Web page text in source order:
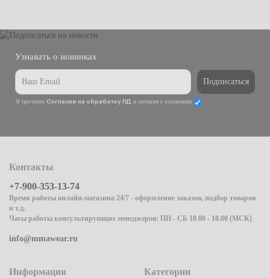
Узнавать о новинках
Подписаться
Я прочитал Согласие на обработку ПД и согласен с условиями
Контакты
+7-900-353-13-74
Время работы онлайн-магазина 24/7 - оформление заказов, подбор товаров
и т.д.
Часы работы консультирующих менеджеров: ПН - СБ 10.00 - 18.00 (МСК)
info@mmawear.ru
Информация Категории